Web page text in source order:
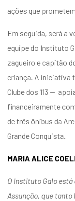
ações que
Em seguida, será a
equipe do Instituto
zagueiro e capitão
criança. A iniciativa
Clube dos 113 —
financeiramente
de três ônibus da
Grande Conquista.
MARIA ALICE
O Instituto Galo
Assunção, que